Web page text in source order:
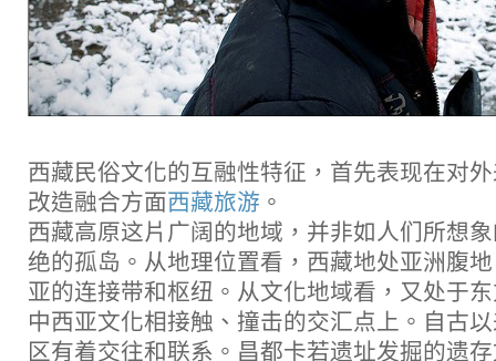
西藏民俗文化的互融性特征，首先表现在对
改造融合方面西藏旅游 。
西藏高原这片广阔的地域，并非如人们所想
绝的孤岛。从地理位置看，西藏地处亚洲腹
亚的连接带和枢纽。从文化地域看，又处于
中西亚文化相接触、撞击的交汇点上。自古
区有着交往和联系。昌都卡若遗址发掘的遗